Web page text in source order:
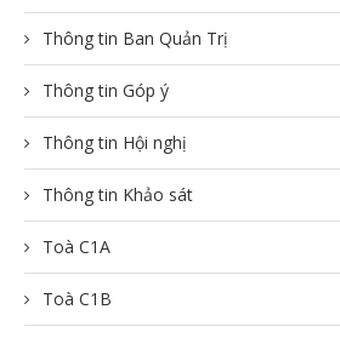
Thông tin Ban Quản Trị
Thông tin Góp ý
Thông tin Hội nghị
Thông tin Khảo sát
Toà C1A
Toà C1B